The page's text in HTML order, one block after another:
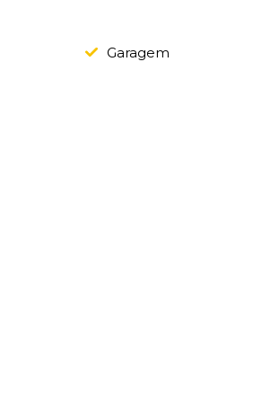
Garagem